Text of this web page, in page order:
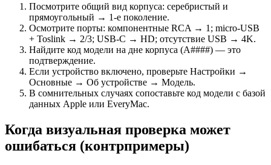
Посмотрите общий вид корпуса: серебристый и
прямоугольный → 1‑е поколение.
Осмотрите порты: компонентные RCA → 1; micro‑USB
+ Toslink → 2/3; USB‑C → HD; отсутствие USB → 4K.
Найдите код модели на дне корпуса (A####) — это
подтверждение.
Если устройство включено, проверьте Настройки →
Основные → Об устройстве → Модель.
В сомнительных случаях сопоставьте код модели с базой
данных Apple или EveryMac.
Когда визуальная проверка может
ошибаться (контрпримеры)